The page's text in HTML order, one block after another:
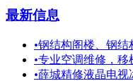
最新信息
•钢结构阁楼、钢结
•专业空调维修，移
•薛城精修液晶电视